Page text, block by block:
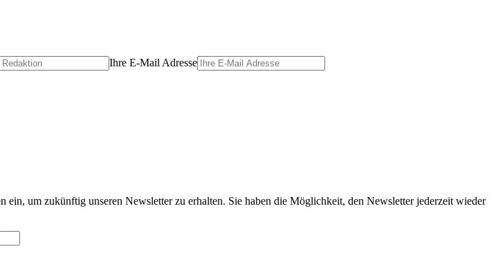
Ihre E-Mail Adresse
um zukünftig unseren Newsletter zu erhalten. Sie haben die Möglichkeit, den Newsletter jederzeit wieder